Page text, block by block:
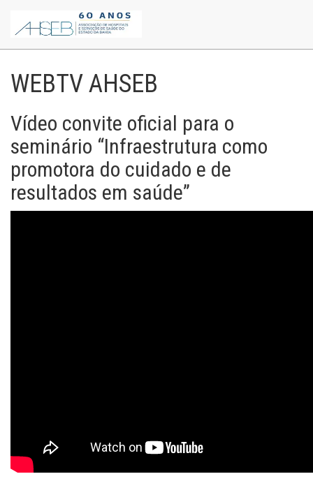
WEBTV AHSEB
Vídeo convite oficial para o
seminário “Infraestrutura como
promotora do cuidado e de
resultados em saúde”